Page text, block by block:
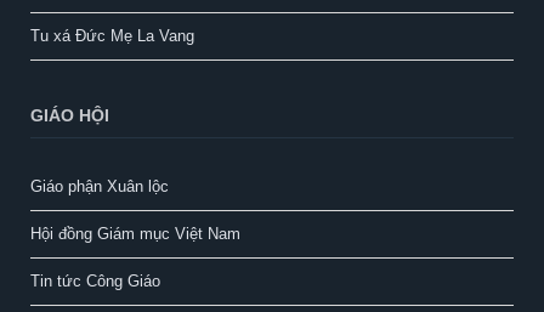
Tu xá Đức Mẹ La Vang
GIÁO HỘI
Giáo phận Xuân lộc
Hội đồng Giám mục Việt Nam
Tin tức Công Giáo